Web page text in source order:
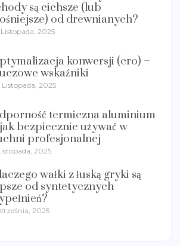
są cichsze (lub
od drewnianych?
2025
konwersji (cro) –
wskaźniki
2025
termiczna aluminium
bezpiecznie używać w
profesjonalnej
2025
wałki z łuską gryki są
od syntetycznych
2025